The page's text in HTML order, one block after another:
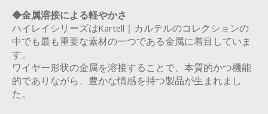
◆金属溶接による軽やかさ
ハイレイシリーズはKartell｜カルテルのコレクションの
中でも最も重要な素材の一つである金属に着目していま
す。
ワイヤー形状の金属を溶接することで、本質的かつ機能
的でありながら、豊かな情感を持つ製品が生まれまし
た。